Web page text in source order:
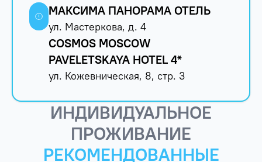
МАКСИМА ПАНОРАМА ОТЕЛЬ
ул. Мастеркова, д. 4
COSMOS MOSCOW
PAVELETSKAYA HOTEL 4*
ул. Кожевническая, 8, стр. 3
ИНДИВИДУАЛЬНОЕ
ПРОЖИВАНИЕ
РЕКОМЕНДОВАННЫЕ